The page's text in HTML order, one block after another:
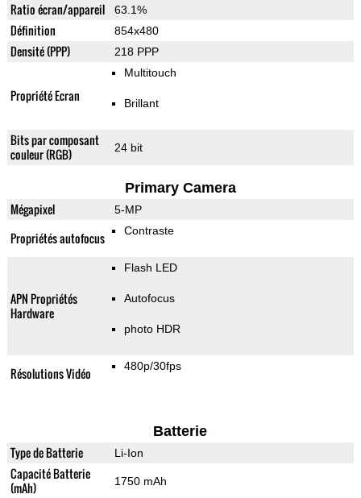
Ratio écran/appareil 63.1%
Définition 854x480
Densité (PPP) 218 PPP
Propriété Ecran
Multitouch
Brillant
Bits par composant
couleur (RGB)
24 bit
Primary Camera
Mégapixel 5-MP
Propriétés autofocus Contraste
APN Propriétés
Hardware
Flash LED
Autofocus
photo HDR
Résolutions Vidéo 480p/30fps
Batterie
Type de Batterie Li-Ion
Capacité Batterie
(mAh)
1750 mAh